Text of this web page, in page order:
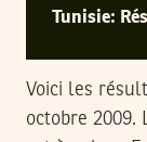
Tunisie:
Voici les
octobre 2009.